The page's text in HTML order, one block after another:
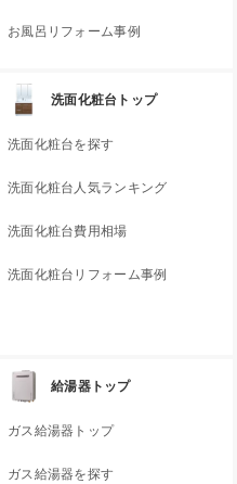
お風呂リフォーム事例
洗面化粧台トップ
洗面化粧台を探す
洗面化粧台人気ランキング
洗面化粧台費用相場
洗面化粧台リフォーム事例
給湯器トップ
ガス給湯器トップ
ガス給湯器を探す